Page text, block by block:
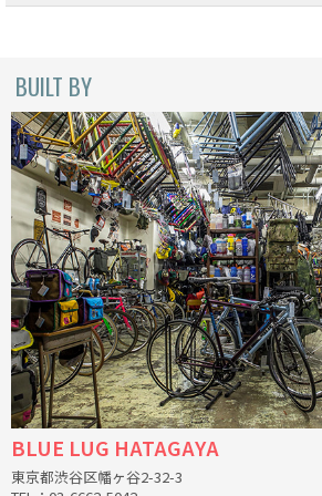
BUILT BY
BLUE LUG HATAGAYA
東京都渋谷区幡ヶ谷2-32-3
ENVE
FALCONER CYCLES
FRANCES CYCLES
GEEKHOUSE BIKES
HUNTER CYCLES
ICARUS FRAMES
IGLEHEART